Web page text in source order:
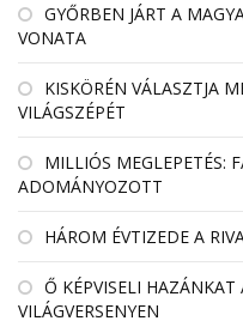
GYŐRBEN JÁRT A
VONATA
KISKÖRÉN VÁLASZTJA
VILÁGSZÉPÉT
MILLIÓS MEGLEPETÉS:
ADOMÁNYOZOTT
HÁROM ÉVTIZEDE A
Ő KÉPVISELI
VILÁGVERSENYEN